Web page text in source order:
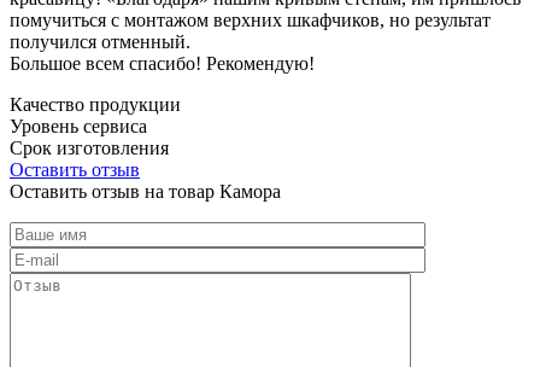
помучиться с монтажом верхних шкафчиков, но результат
получился отменный.
Большое всем спасибо! Рекомендую!
Качество продукции
Уровень сервиса
Срок изготовления
Оставить отзыв
Оставить отзыв на товар Камора